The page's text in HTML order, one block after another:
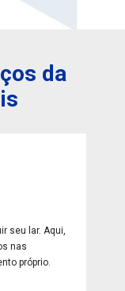
da
seu lar. Aqui,
nas
próprio.